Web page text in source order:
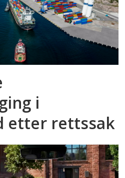
i
etter rettssak